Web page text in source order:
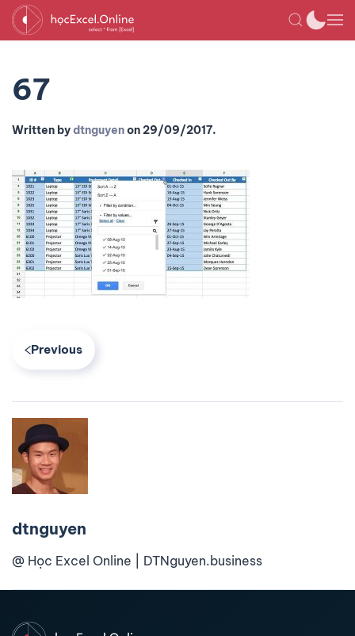
67
Written bydtnguyenon29/09/2017.
Previous
dtnguyen
@ Học Excel Online | DTNguyen.business